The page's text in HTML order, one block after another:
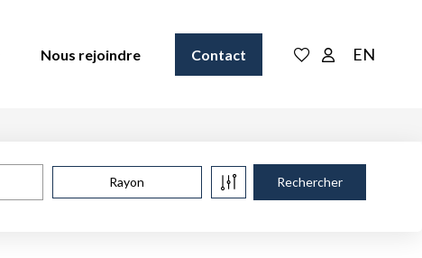
Nous rejoindre Contact EN
Rayon